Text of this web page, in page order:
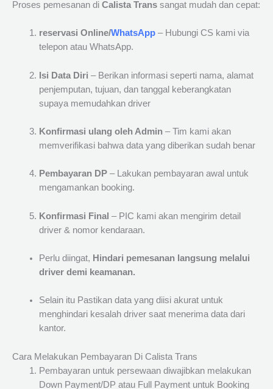
Proses pemesanan di Calista Trans sangat mudah dan cepat:
reservasi Online/WhatsApp– Hubungi CS kami via
telepon atau WhatsApp.
Isi Data Diri – Berikan informasi seperti nama, alamat
penjemputan, tujuan, dan tanggal keberangkatan
supaya memudahkan driver
Konfirmasi ulang oleh Admin– Tim kami akan
memverifikasi bahwa data yang diberikan sudah benar
Pembayaran DP– Lakukan pembayaran awal untuk
mengamankan booking.
Konfirmasi Final – PIC kami akan mengirim detail
driver & nomor kendaraan.
Perlu diingat, Hindari pemesanan langsung melalui
driver demi keamanan.
Selain itu Pastikan data yang diisi akurat untuk
menghindari kesalah driver saat menerima data dari
kantor.
Cara Melakukan Pembayaran Di Calista Trans
Pembayaran untuk persewaan diwajibkan melakukan
Down Payment/DP atau Full Payment untuk Booking